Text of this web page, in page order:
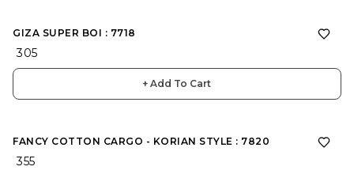
GIZA SUPER BOI : 7718
₹ 305
+ Add To Cart
FANCY COTTON CARGO - KORIAN STYLE : 7820
₹ 355